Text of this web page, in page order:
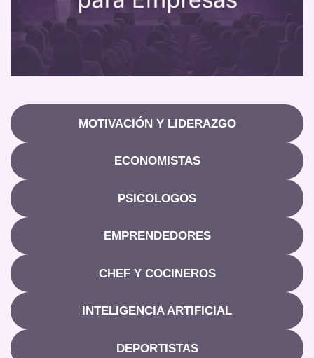
MOTIVACIÓN Y LIDERAZGO
ECONOMISTAS
PSICOLOGOS
EMPRENDEDORES
CHEF Y COCINEROS
INTELIGENCIA ARTIFICIAL
DEPORTISTAS